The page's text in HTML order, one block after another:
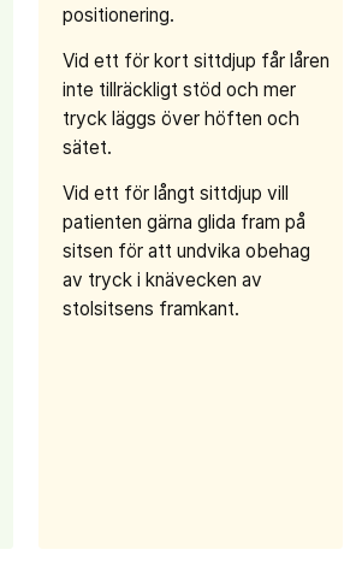
positionering.
Vid ett för kort sittdjup får låren
inte tillräckligt stöd och mer
tryck läggs över höften och
sätet.
Vid ett för långt sittdjup vill
patienten gärna glida fram på
sitsen för att undvika obehag
av tryck i knävecken av
stolsitsens framkant.